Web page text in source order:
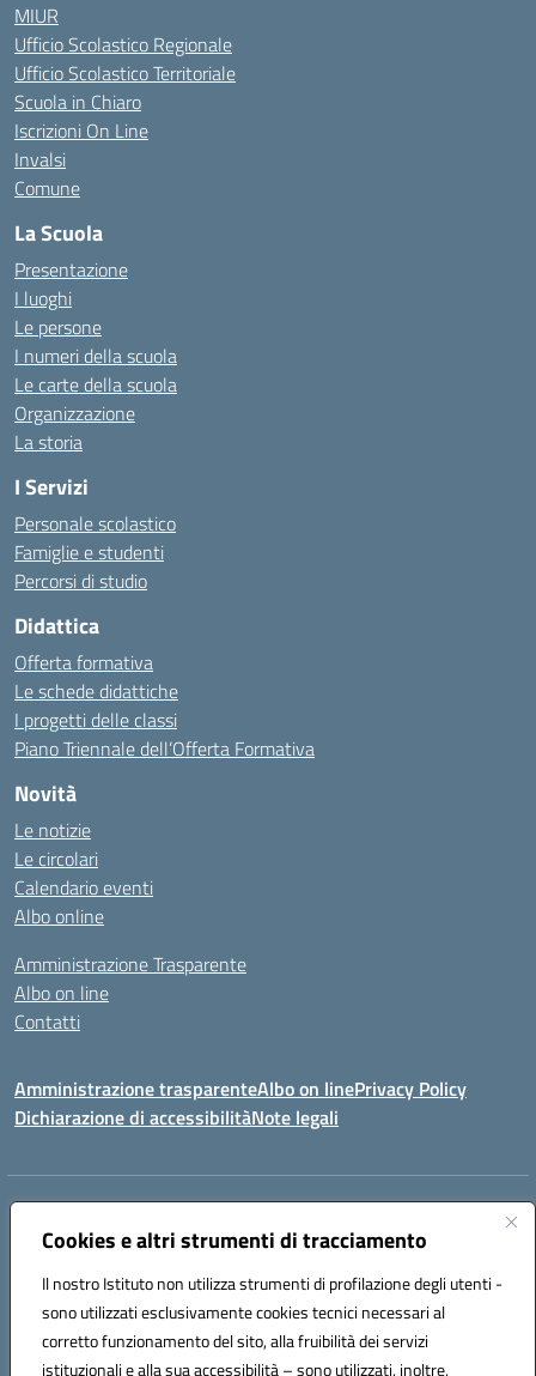
Cookies e altri strumenti di tracciamento
Il nostro Istituto non utilizza strumenti di profilazione degli utenti -
sono utilizzati esclusivamente cookies tecnici necessari al
corretto funzionamento del sito, alla fruibilità dei servizi
istituzionali e alla sua accessibilità – sono utilizzati, inoltre,
MIUR
Ufficio Scolastico Regionale
Ufficio Scolastico Territoriale
Scuola in Chiaro
Iscrizioni On Line
Invalsi
Comune
La Scuola
Presentazione
I luoghi
Le persone
I numeri della scuola
Le carte della scuola
Organizzazione
La storia
I Servizi
Personale scolastico
Famiglie e studenti
Percorsi di studio
Didattica
Offerta formativa
Le schede didattiche
I progetti delle classi
Piano Triennale dell’Offerta Formativa
Novità
Le notizie
Le circolari
Calendario eventi
Albo online
Amministrazione Trasparente
Albo on line
Contatti
Amministrazione trasparenteAlbo on linePrivacy Policy
Dichiarazione di accessibilitàNote legali
Indirizzo:
Centralino:078170786 Email:caic875002@istruzione.it
Codice fiscale: 90027700922
Codice meccanografico:
CAIC875002
Codice unico di fatturazione (CUF): UFVRG0